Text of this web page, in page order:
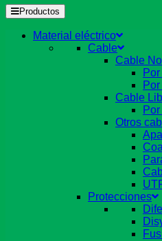
Productos
Material eléctrico
Cable
Cable
Cable
Otros
Protecciones